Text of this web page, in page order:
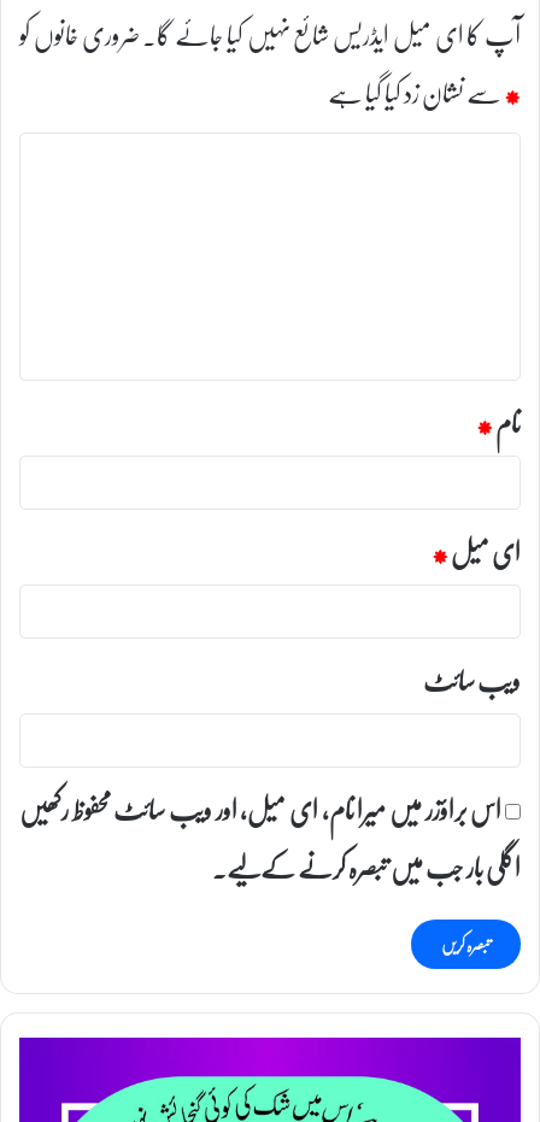
آپ کا ای میل ایڈریس شائع نہیں کیا جائے گا۔ضروری خانوں کو
*سے نشان زد کیا گیا ہے
ت
نام*
ای میل*
ویب‌ سائٹ
اس براؤزر میں میرا نام، ای میل، اور ویب سائٹ محفوظ رکھیں
اگلی بار جب میں تبصرہ کرنے کےلیے۔